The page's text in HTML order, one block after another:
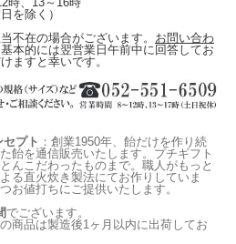
を除く）
不在の場合がございます。 お問い合わ
本的には翌営業日午前中に回答してお
ますと幸いです。
プト ：創業1950年、飴だけを作り続
飴を通信販売いたします。プチギフト
んこだわったものまで。職人がもっと
る直火炊き製法にてお作りしていま
お値打ちにご提供いたします。
でございます。
商品は製造後1ヶ月以内に出荷してお